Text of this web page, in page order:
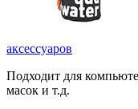
аксессуаров
Подходит для
масок и т.д.